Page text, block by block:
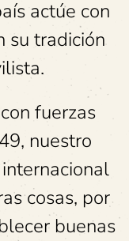
actúe con
su tradición
fuerzas
nuestro
cosas, por
buenas